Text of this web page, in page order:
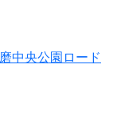
中央公園ロード